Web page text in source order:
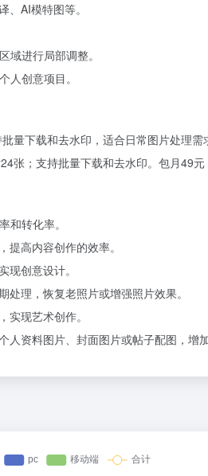
AI模特图等。
进行局部调整。
创意项目。
量下载和去水印，适合日常图片处理需
；支持批量下载和去水印。包月49
转化率。
高内容创作的效率。
创意设计。
理，恢复老照片或增强照片效果。
现艺术创作。
资料图片、封面图片或帖子配图，增